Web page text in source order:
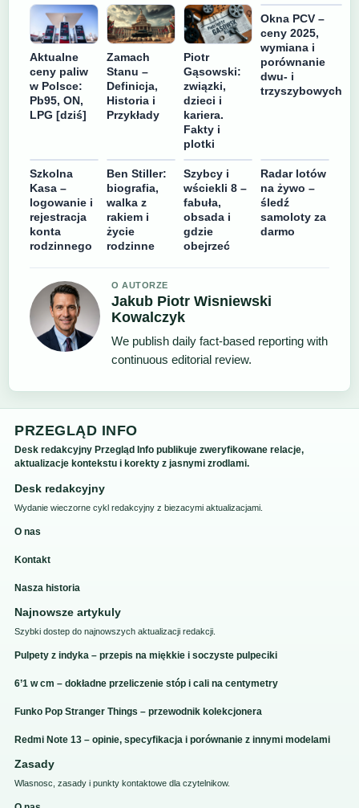
Aktualne
ceny paliw
w Polsce:
Pb95, ON,
LPG [dziś]
Zamach
Stanu –
Definicja,
Historia i
Przykłady
Piotr
Gąsowski:
związki,
dzieci i
kariera.
Fakty i
plotki
Okna PCV –
ceny 2025,
wymiana i
porównanie
dwu- i
trzyszybowych
Szkolna
Kasa –
logowanie i
rejestracja
konta
rodzinnego
Ben Stiller:
biografia,
walka z
rakiem i
życie
rodzinne
Szybcy i
wściekli 8 –
fabuła,
obsada i
gdzie
obejrzeć
Radar lotów
na żywo –
śledź
samoloty za
darmo
O AUTORZE
Jakub Piotr Wisniewski
Kowalczyk
We publish daily fact-based reporting with
continuous editorial review.
PRZEGLĄD INFO
Desk redakcyjny Przegląd Info publikuje zweryfikowane relacje,
aktualizacje kontekstu i korekty z jasnymi zrodlami.
Desk redakcyjny
Wydanie wieczorne cykl redakcyjny z biezacymi aktualizacjami.
O nas
Kontakt
Nasza historia
Najnowsze artykuly
Szybki dostep do najnowszych aktualizacji redakcji.
Pulpety z indyka – przepis na miękkie i soczyste pulpeciki
6’1 w cm – dokładne przeliczenie stóp i cali na centymetry
Funko Pop Stranger Things – przewodnik kolekcjonera
Redmi Note 13 – opinie, specyfikacja i porównanie z innymi modelami
Zasady
Wlasnosc, zasady i punkty kontaktowe dla czytelnikow.